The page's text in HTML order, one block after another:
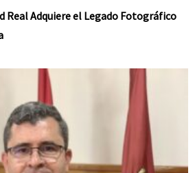
Real Adquiere el Legado Fotográfico